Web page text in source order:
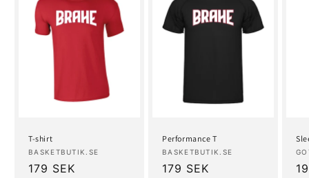
T-shirt
Säljare:
BASKETBUTIK.SE
Ordinarie
179 SEK
Performance T
Säljare:
BASKETBUTIK.SE
Ordinarie
179 SEK